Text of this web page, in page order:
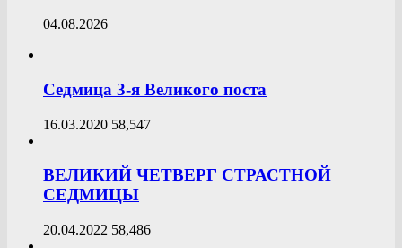
04.08.2026
Седмица 3-я Великого поста
16.03.2020 58,547
ВЕЛИКИЙ ЧЕТВЕРГ СТРАСТНОЙ
СЕДМИЦЫ
20.04.2022 58,486